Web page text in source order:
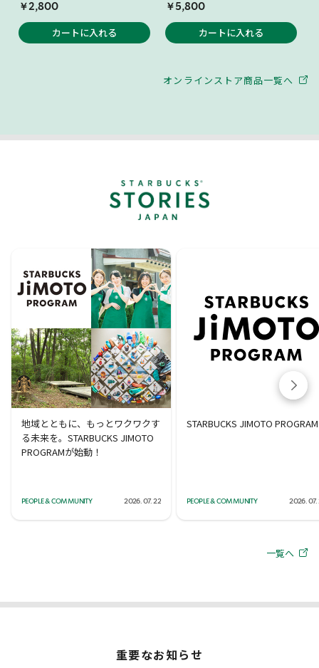
￥2,800
カートに入れる
￥5,800
カートに入れる
オンラインストア商品一覧へ
地域とともに、もっとワクワクす
る未来を。STARBUCKS JIMOTO
PROGRAMが始動！
PEOPLE & COMMUNITY 2026. 07. 22
STARBUCKS JIMOTO PROGRAM
PEOPLE & COMMUNITY 2026. 07.
一覧へ
重要なお知らせ